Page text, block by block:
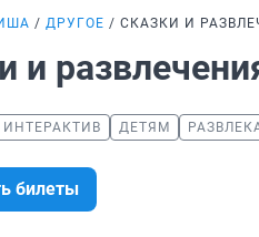
ДРУГОЕ СКАЗКИ И
и
ИНТЕРАКТИВ ДЕТЯМ
билеты